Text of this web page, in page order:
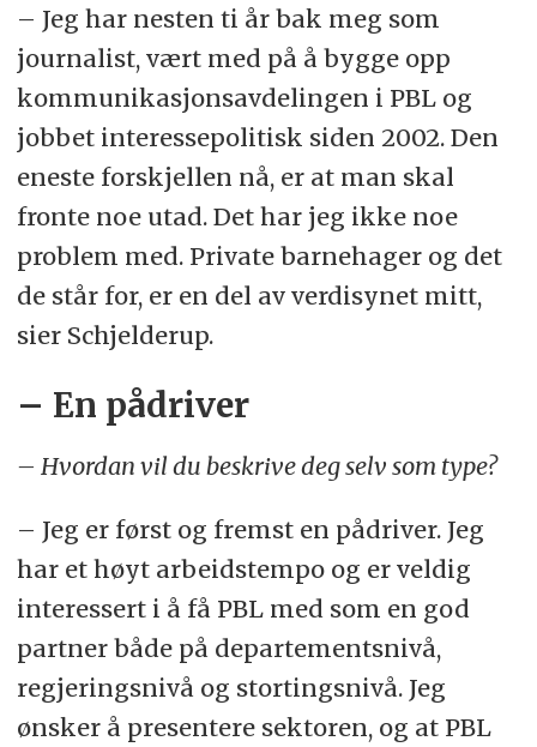
– Jeg har nesten ti år bak meg som
journalist, vært med på å bygge opp
kommunikasjonsavdelingen i PBL og
jobbet interessepolitisk siden 2002. Den
eneste forskjellen nå, er at man skal
fronte noe utad. Det har jeg ikke noe
problem med. Private barnehager og det
de står for, er en del av verdisynet mitt,
sier Schjelderup.
– En pådriver
– Hvordan vil du beskrive deg selv som type?
– Jeg er først og fremst en pådriver. Jeg
har et høyt arbeidstempo og er veldig
interessert i å få PBL med som en god
partner både på departementsnivå,
regjeringsnivå og stortingsnivå. Jeg
ønsker å presentere sektoren, og at PBL